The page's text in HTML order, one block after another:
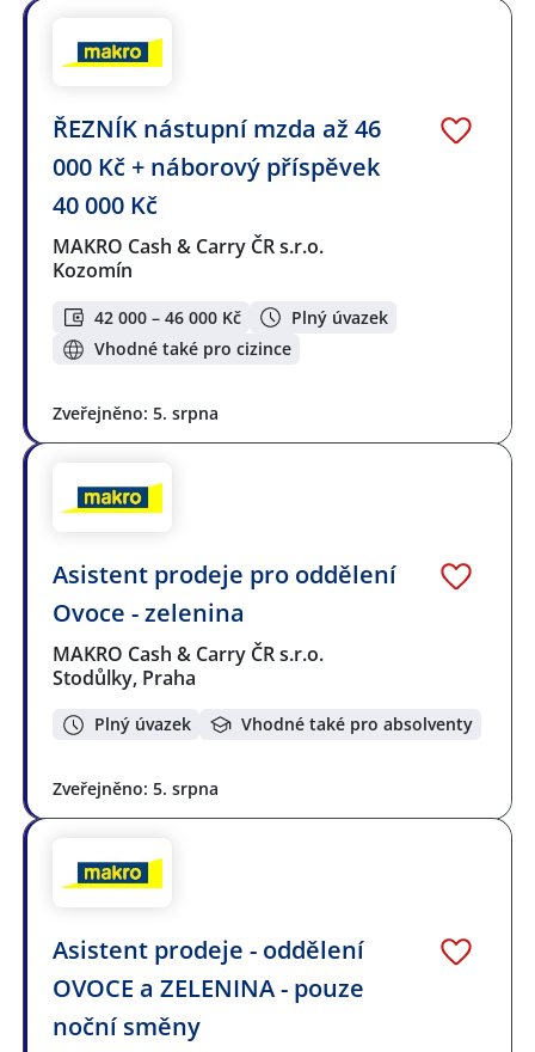
ŘEZNÍK nástupní mzda až 46
000 Kč + náborový příspěvek
40 000 Kč
MAKRO Cash & Carry ČR s.r.o.
Kozomín
42 000 – 46 000 Kč
Plný úvazek
Vhodné také pro cizince
Zveřejněno: 5. srpna
Asistent prodeje pro oddělení
Ovoce - zelenina
MAKRO Cash & Carry ČR s.r.o.
Stodůlky, Praha
Plný úvazek Vhodné také pro absolventy
Zveřejněno: 5. srpna
Asistent prodeje - oddělení
OVOCE a ZELENINA - pouze
noční směny